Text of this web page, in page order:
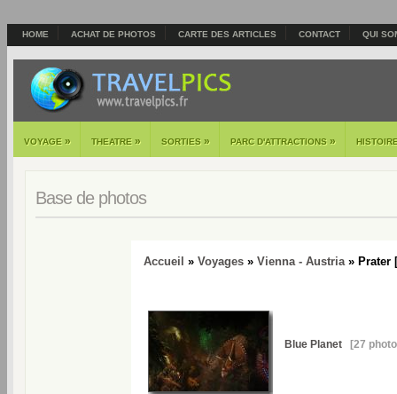
HOME ACHAT DE PHOTOS CARTE DES ARTICLES CONTACT QUI
VOYAGE » THEATRE » SORTIES » PARC D'ATTRACTIONS »
Base de photos
Accueil » Voyages» Vienna - Austria» Prater [
Blue Planet[27